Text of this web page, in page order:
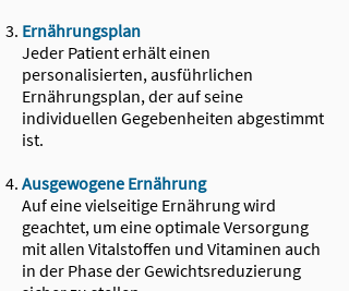
Ernährungsplan
Jeder Patient erhält einen
personalisierten, ausführlichen
Ernährungsplan, der auf seine
individuellen Gegebenheiten abgestimmt
ist.
Ausgewogene Ernährung
Auf eine vielseitige Ernährung wird
geachtet, um eine optimale Versorgung
mit allen Vitalstoffen und Vitaminen auch
in der Phase der Gewichtsreduzierung